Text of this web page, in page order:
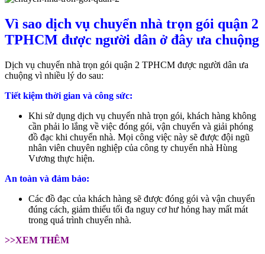
Vì sao dịch vụ chuyển nhà trọn gói quận 2
TPHCM được người dân ở đây ưa chuộng
Dịch vụ chuyển nhà trọn gói quận 2 TPHCM được người dân ưa
chuộng vì nhiều lý do sau:
Tiết kiệm thời gian và công sức:
Khi sử dụng dịch vụ chuyển nhà trọn gói, khách hàng không
cần phải lo lắng về việc đóng gói, vận chuyển và giải phóng
đồ đạc khi chuyển nhà. Mọi công việc này sẽ được đội ngũ
nhân viên chuyên nghiệp của công ty chuyển nhà Hùng
Vương thực hiện.
An toàn và đảm bảo:
Các đồ đạc của khách hàng sẽ được đóng gói và vận chuyển
đúng cách, giảm thiểu tối đa nguy cơ hư hỏng hay mất mát
trong quá trình chuyển nhà.
>>XEM THÊM